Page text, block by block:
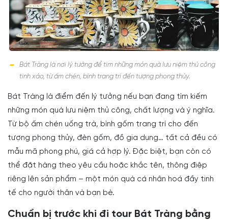
Bát Tràng là nơi lý tưởng để tìm những món quà lưu niệm thủ công
tinh xảo, từ ấm chén, bình trang trí đến tượng phong thủy.
Bát Tràng là điểm đến lý tưởng nếu bạn đang tìm kiếm
những món quà lưu niệm thủ công, chất lượng và ý nghĩa.
Từ bộ ấm chén uống trà, bình gốm trang trí cho đến
tượng phong thủy, đèn gốm, đồ gia dụng… tất cả đều có
mẫu mã phong phú, giá cả hợp lý. Đặc biệt, bạn còn có
thể đặt hàng theo yêu cầu hoặc khắc tên, thông điệp
riêng lên sản phẩm – một món quà cá nhân hoá đầy tinh
tế cho người thân và bạn bè.
Chuẩn bị trước khi đi tour Bát Tràng bằng